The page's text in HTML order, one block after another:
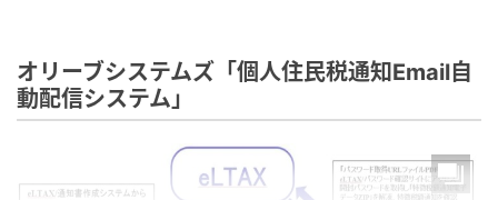
オリーブシステムズ「個人住民税通知Email自
動配信システム」